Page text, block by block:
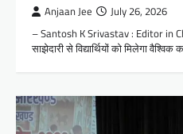
Anjaan Jee July 26, 2026
– Santosh K Srivastav : Editor in
साझेदारी से विद्यार्थियों को मिलेगा